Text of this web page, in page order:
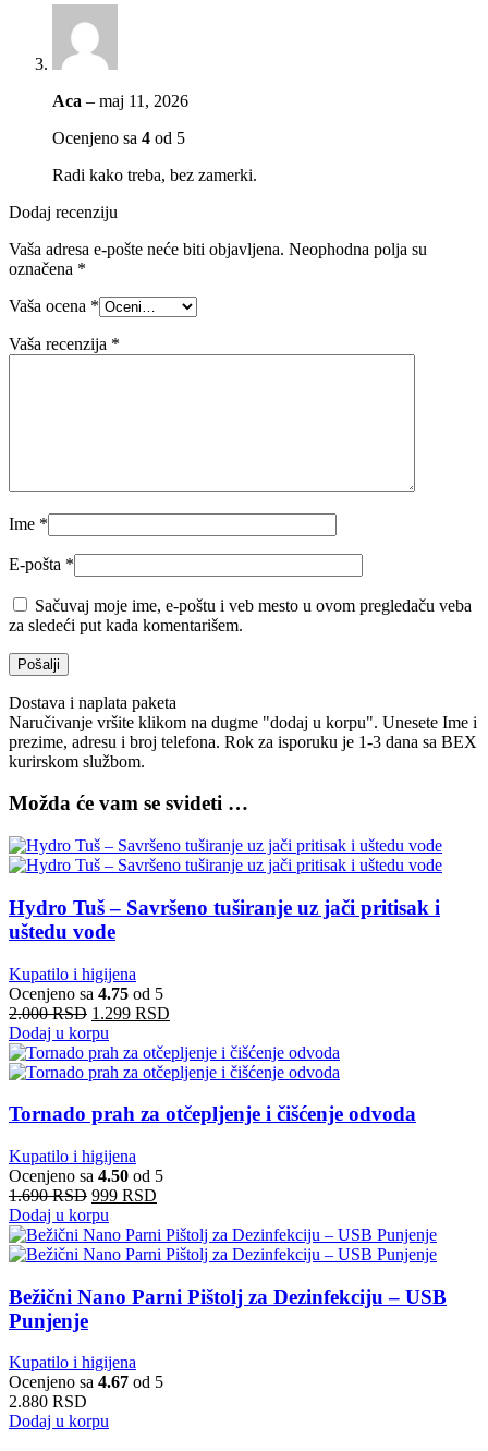
Aca – maj 11, 2026
Ocenjeno sa 4 od 5
Radi kako treba, bez zamerki.
Dodaj recenziju
Vaša adresa e-pošte neće biti objavljena. Neophodna polja su
označena *
Vaša ocena *
Vaša recenzija *
Ime *
E-pošta *
Sačuvaj moje ime, e-poštu i veb mesto u ovom pregledaču veba
za sledeći put kada komentarišem.
Dostava i naplata paketa
Naručivanje vršite klikom na dugme "dodaj u korpu". Unesete Ime i
prezime, adresu i broj telefona. Rok za isporuku je 1-3 dana sa BEX
kurirskom službom.
Možda će vam se svideti …
Hydro Tuš – Savršeno tuširanje uz jači pritisak i
uštedu vode
Kupatilo i higijena
Ocenjeno sa 4.75 od 5
2.000RSD Originalna
cena
je
bila:
1.299 RSD
je:
1.299 RSD.
Dodaj u korpu
Tornado prah za otčepljenje i čišćenje odvoda
Kupatilo i higijena
Ocenjeno sa 4.50 od 5
1.690RSD Originalna
cena
je
bila:
999 RSD
je:
999 RSD.
Dodaj u korpu
Bežični Nano Parni Pištolj za Dezinfekciju – USB
Punjenje
Kupatilo i higijena
Ocenjeno sa 4.67 od 5
2.880 RSD
Dodaj u korpu